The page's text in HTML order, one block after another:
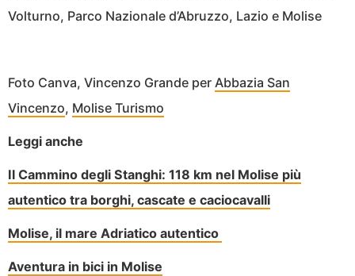
Volturno, Parco Nazionale d’Abruzzo, Lazio e Molise
Foto Canva, Vincenzo Grande per Abbazia San
Vincenzo, Molise Turismo
Leggi anche
Il Cammino degli Stanghi: 118 km nel Molise più
autentico tra borghi, cascate e caciocavalli
Molise, il mare Adriatico autentico
Aventura in bici in Molise